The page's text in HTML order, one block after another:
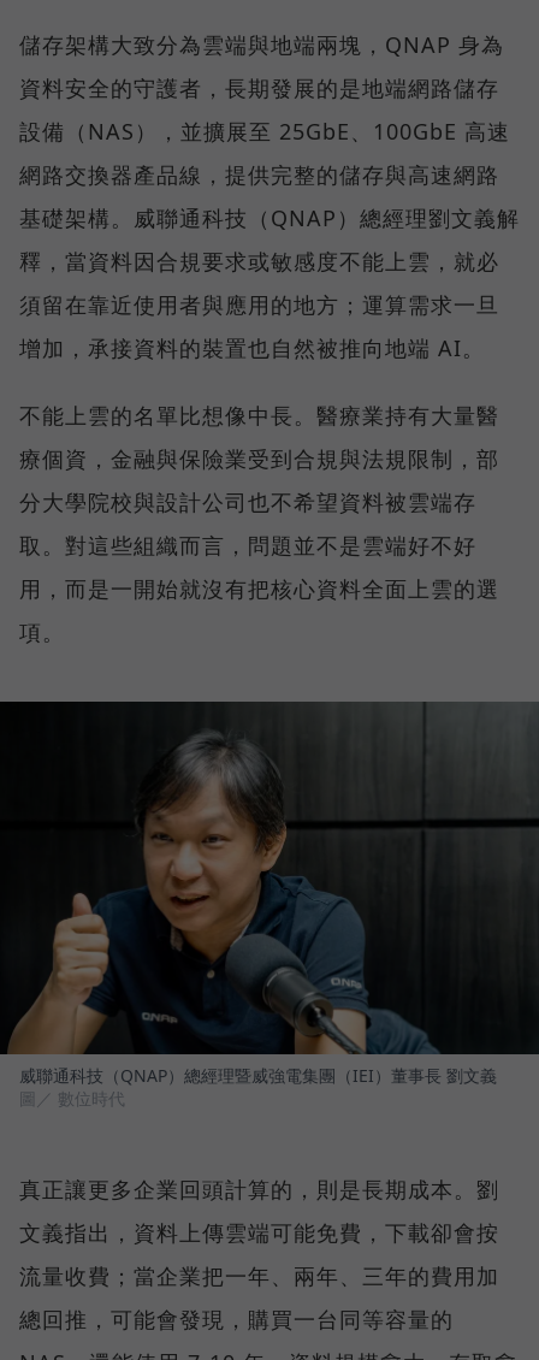
儲存架構大致分為雲端與地端兩塊，QNAP 身為
資料安全的守護者，長期發展的是地端網路儲存
設備（NAS），並擴展至 25GbE、100GbE 高速
網路交換器產品線，提供完整的儲存與高速網路
基礎架構。威聯通科技（QNAP）總經理劉文義解
釋，當資料因合規要求或敏感度不能上雲，就必
須留在靠近使用者與應用的地方；運算需求一旦
增加，承接資料的裝置也自然被推向地端 AI。
不能上雲的名單比想像中長。醫療業持有大量醫
療個資，金融與保險業受到合規與法規限制，部
分大學院校與設計公司也不希望資料被雲端存
取。對這些組織而言，問題並不是雲端好不好
用，而是一開始就沒有把核心資料全面上雲的選
項。
威聯通科技（QNAP）總經理暨威強電集團（IEI）董事長 劉文義
圖／ 數位時代
真正讓更多企業回頭計算的，則是長期成本。劉
文義指出，資料上傳雲端可能免費，下載卻會按
流量收費；當企業把一年、兩年、三年的費用加
總回推，可能會發現，購買一台同等容量的